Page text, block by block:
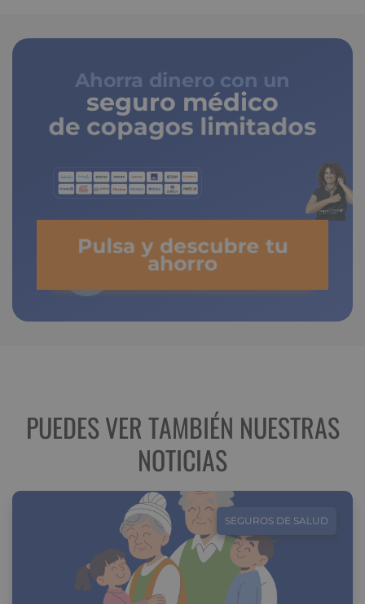
Ahorra dinero con un
seguro médico
de copagos limitados
Pulsa y descubre tu
ahorro
PUEDES VER TAMBIÉN NUESTRAS
NOTICIAS
SEGUROS DE SALUD